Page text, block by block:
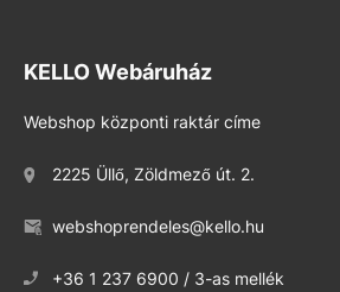
KELLO Webáruház
Webshop központi raktár címe
2225 Üllő, Zöldmező út. 2.
webshoprendeles@kello.hu
+36 1 237 6900 / 3-as mellék